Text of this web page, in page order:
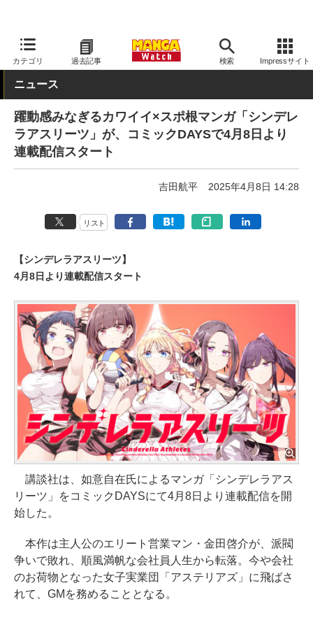
カテゴリ 過去記事 検索 Impressサイト
MANGA Watch Web/アプリ
ニュース
躍動感みなぎるカワイイ×スポ根マンガ「シンデレ
ラアスリーツ」が、コミックDAYSで4月8日より
連載配信スタート
吉田航平 2025年4月8日 14:28
リスト
【シンデレラアスリーツ】
4月8日より連載配信スタート
講談社は、如意自在氏によるマンガ「シンデレラアス
リーツ」をコミックDAYSにて4月8日より連載配信を開
始した。
本作は主人公のエリート営業マン・金田啓介が、派閥
争いで敗れ、順風満帆な会社員人生から転落。今や会社
のお荷物となった女子実業団「アステリアズ」に飛ばさ
れて、GMを務めることとなる。